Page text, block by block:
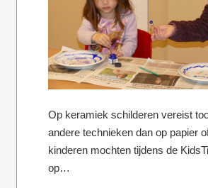
Op keramiek schilderen vereist
andere technieken dan op papier
kinderen mochten tijdens de
op…